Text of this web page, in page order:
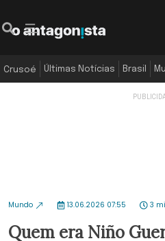
Crusoé Últimas Notícias Brasil
Mundo 13.06.2026 07:55 3
Quem era Niño